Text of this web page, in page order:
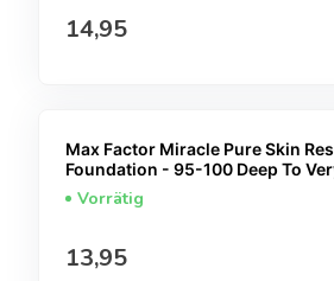
Regulärer Preis
14,95
Max Factor Miracle Pure Skin
Foundation - 95-100 Deep To
Vorrätig
Regulärer Preis
13,95